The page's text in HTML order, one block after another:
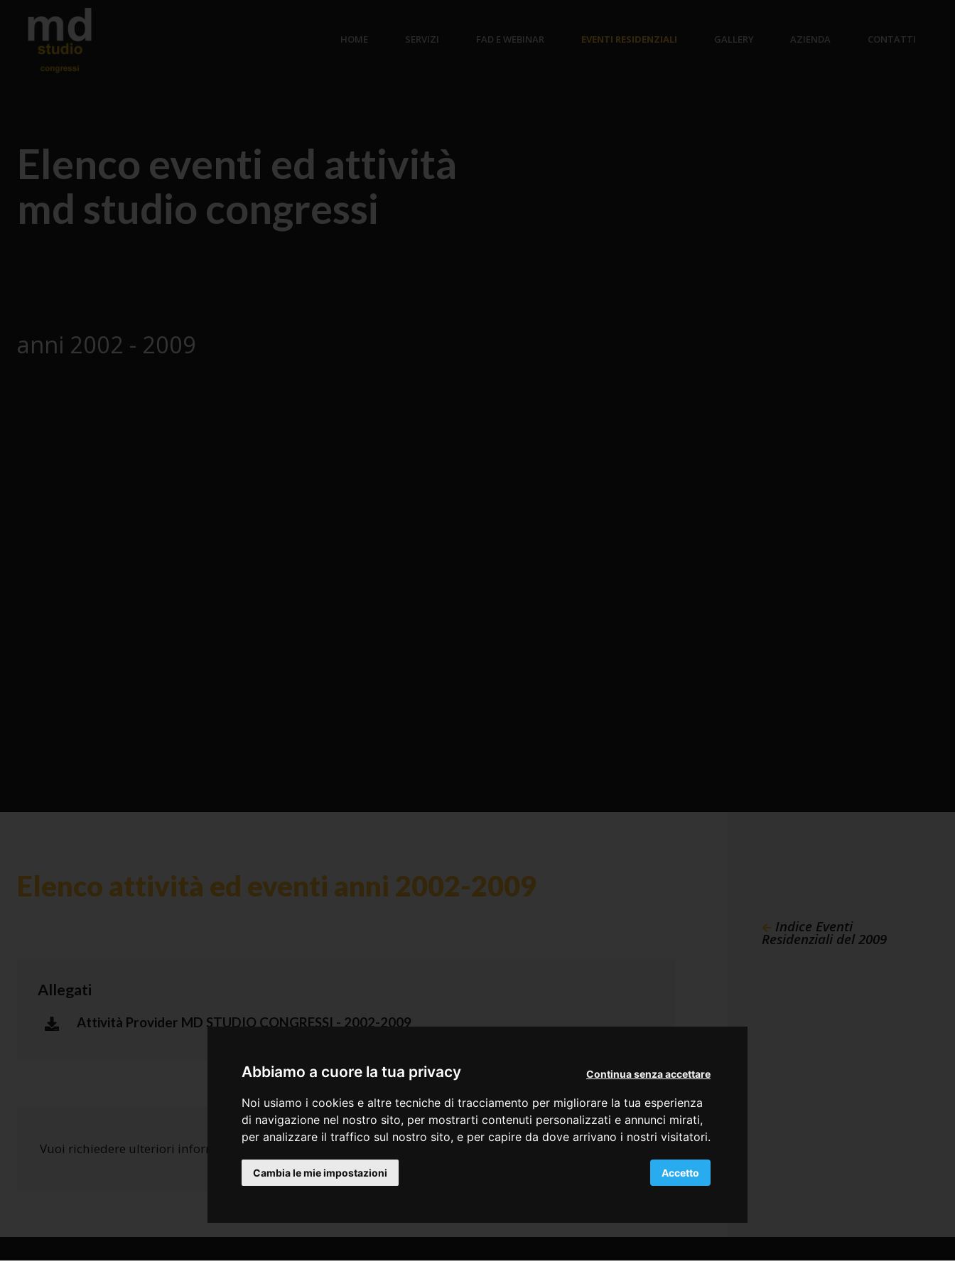
Abbiamo a cuore la tua privacy
Noi usiamo i cookies e altre tecniche di tracciamento per migliorare la tua esperienza
di navigazione nel nostro sito, per mostrarti contenuti personalizzati e annunci mirati,
per analizzare il traffico sul nostro sito, e per capire da dove arrivano i nostri visitatori.
Accetto
Continua senza accettare
Cambia le mie impostazioni
HOME SERVIZI FAD E WEBINAR EVENTI RESIDENZIALI GALLERY AZIENDA CONTATTI
Elenco eventi ed attività
md studio congressi
anni 2002 - 2009
Elenco attività ed eventi anni 2002-2009
Allegati
Attività Provider MD STUDIO CONGRESSI - 2002-2009
Vuoi richiedere ulteriori informazioni?
Indice Eventi
Residenziali del 2009